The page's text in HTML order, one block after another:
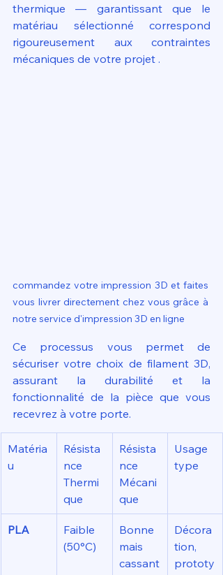
thermique — garantissant que le
matériau sélectionné correspond
rigoureusement aux contraintes
mécaniques de votre projet .
commandez votre impression 3D et faites
vous livrer directement chez vous grâce à
notre service d'impression 3D en ligne
Ce processus vous permet de
sécuriser votre choix de filament 3D,
assurant la durabilité et la
fonctionnalité de la pièce que vous
recevrez à votre porte.
Matéria
u
Résista
nce
Thermi
que
Résista
nce
Mécani
que
Usage
type
PLA
Faible
(50°C)
Bonne
mais
cassant
Décora
tion,
prototy